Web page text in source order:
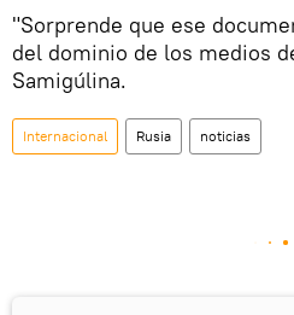
"Sorprende que ese
del dominio de los medios
Samigúlina.
Internacional Rusia noticias